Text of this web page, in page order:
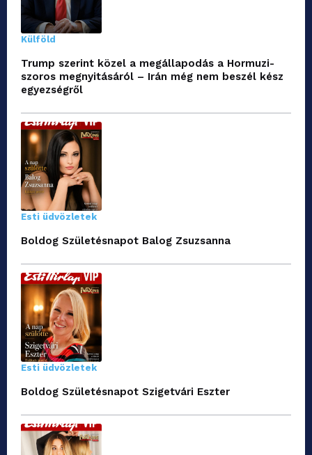
Külföld
Trump szerint közel a megállapodás a Hormuzi-
szoros megnyitásáról – Irán még nem beszél kész
egyezségről
Esti üdvözletek
Boldog Születésnapot Balog Zsuzsanna
Esti üdvözletek
Boldog Születésnapot Szigetvári Eszter